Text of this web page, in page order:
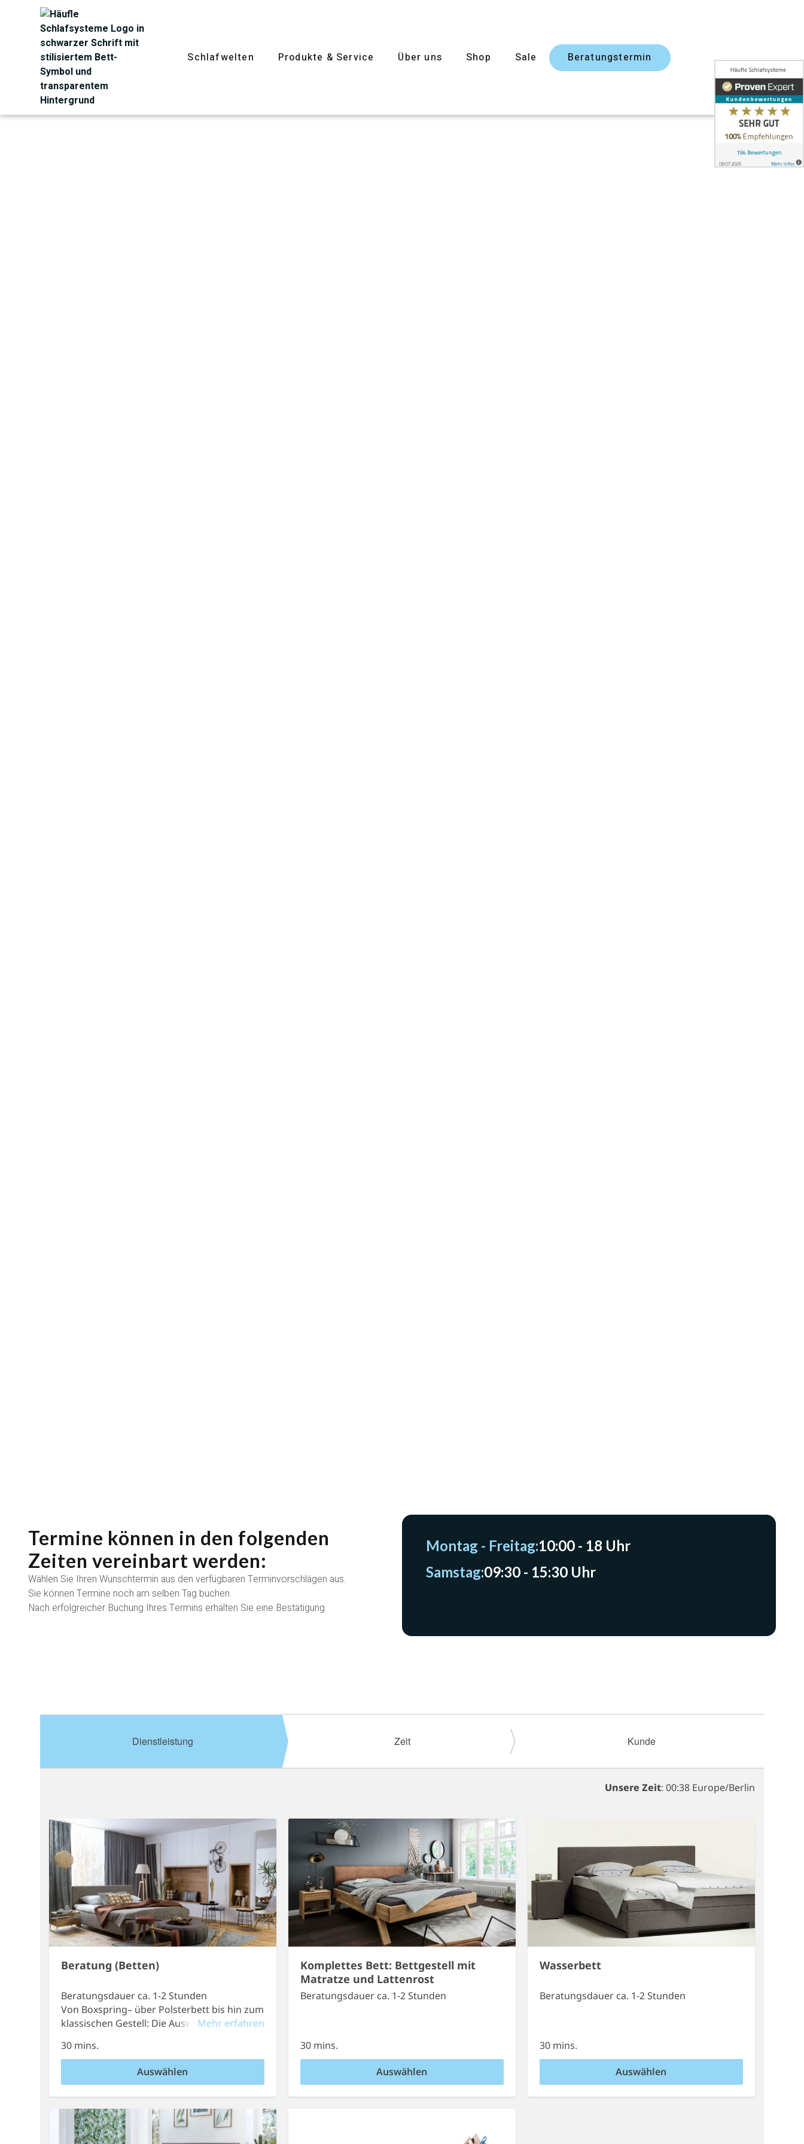
Schlafwelten Produkte & Service Über uns Shop Sale Beratungstermin
Termine können in den folgenden
Zeiten vereinbart werden:
Wählen Sie Ihren Wunschtermin aus den verfügbaren Terminvorschlägen aus.
Sie können Termine noch am selben Tag buchen.
Nach erfolgreicher Buchung Ihres Termins erhalten Sie eine Bestätigung.
Montag - Freitag:10:00 - 18 Uhr
Samstag:09:30 - 15:30 Uhr